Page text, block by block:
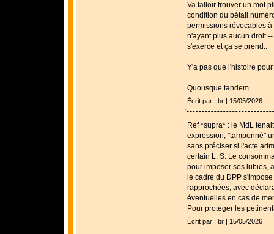
Va falloir trouver un mot
condition du bétail
permissions révocables
n'ayant plus aucun droit
s'exerce et ça se prend..
Y'a pas que l'histoire
Quousque tandem...
Écrit par : br | 15/05/2026
Ref *supra* : le MdL
expression, "tamponné"
sans préciser si l'acte
certain L. S. Le
pour imposer ses lubies,
le cadre du DPP
rapprochées, avec
éventuelles en cas de
Pour protéger les
Écrit par : br | 15/05/2026